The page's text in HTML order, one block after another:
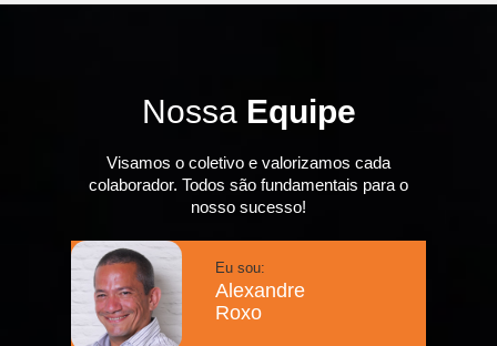
Nossa Equipe
Visamos o coletivo e valorizamos cada
colaborador. Todos são fundamentais para o
nosso sucesso!
Eu sou:
Alexandre
Roxo